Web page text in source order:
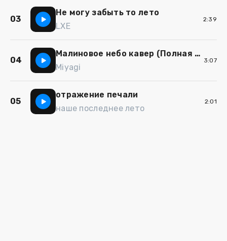
03
Не могу забыть то лето
LXE
2:39
04
Малиновое небо кавер (Полная версия)
Miyagi
3:07
05
отражение печали
наше последнее лето
2:01